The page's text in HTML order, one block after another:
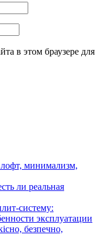
в этом браузере для
минимализм,
ли реальная
систему:
эксплуатации
безпечно,